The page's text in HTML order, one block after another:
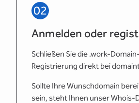
02
Anmelden oder
Schließen Sie die .work-Domain-
Registrierung direkt bei
Sollte Ihre Wunschdomain
sein, steht Ihnen unser Whois-